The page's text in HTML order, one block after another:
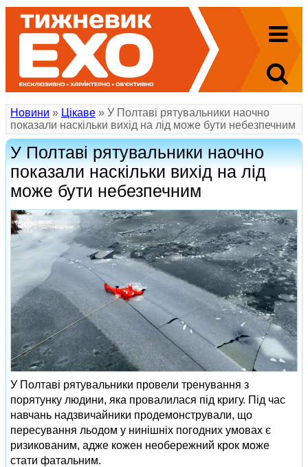
Новини » Цікаве » У Полтаві рятувальники наочно
показали наскільки вихід на лід може бути небезпечним
У Полтаві рятувальники наочно
показали наскільки вихід на лід
може бути небезпечним
У Полтаві рятувальники провели тренування з
порятунку людини, яка провалилася під кригу. Під час
навчань надзвичайники продемонстрували, що
пересування льодом у нинішніх погодних умовах є
ризикованим, адже кожен необережний крок може
стати фатальним.